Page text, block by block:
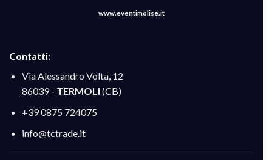
www.eventimolise.it
Contatti:
Via Alessandro Volta, 12
86039 - TERMOLI (CB)
+39 0875 724075
info@tctrade.it